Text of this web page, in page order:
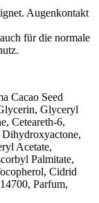
Augenkontakt
für die normale
Cacao Seed
Glyceryl
Ceteareth-6,
Acetate,
Palmitate,
Cidrid
Parfum,